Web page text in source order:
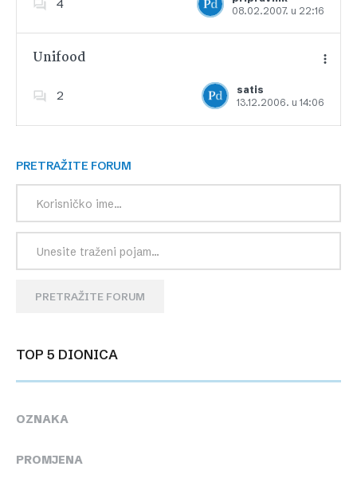
4
08.02.2007. u 22:16
Dodajte u favorite
Unifood
2
satis
13.12.2006. u 14:06
Dodajte u favorite
PRETRAŽITE FORUM
PRETRAŽITE FORUM
TOP 5 DIONICA
OZNAKA
PROMJENA